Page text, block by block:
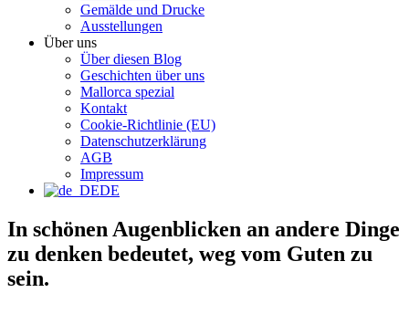
Gemälde und Drucke
Ausstellungen
Über uns
Über diesen Blog
Geschichten über uns
Mallorca spezial
Kontakt
Cookie-Richtlinie (EU)
Datenschutzerklärung
AGB
Impressum
DE
In schönen Augenblicken an andere Dinge
zu denken bedeutet, weg vom Guten zu
sein.